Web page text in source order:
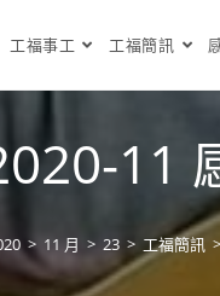
工福事工 工福簡訊
11
> 11 月 > 23 > 工福簡訊 >